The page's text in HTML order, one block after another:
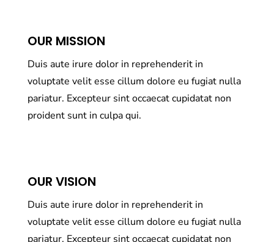
OUR MISSION
Duis aute irure dolor in reprehenderit in
voluptate velit esse cillum dolore eu fugiat nulla
pariatur. Excepteur sint occaecat cupidatat non
proident sunt in culpa qui.
OUR VISION
Duis aute irure dolor in reprehenderit in
voluptate velit esse cillum dolore eu fugiat nulla
pariatur. Excepteur sint occaecat cupidatat non